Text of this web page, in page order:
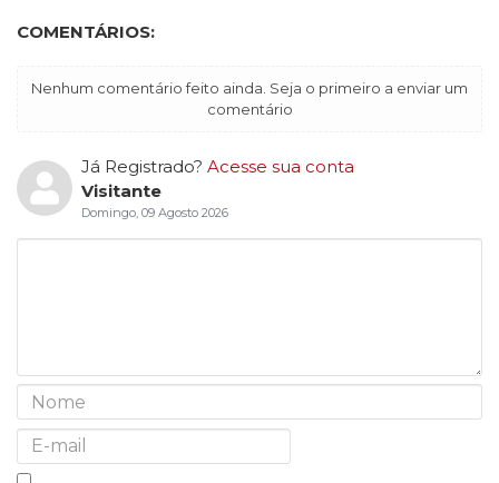
COMENTÁRIOS:
Nenhum comentário feito ainda. Seja o primeiro a enviar um
comentário
Já Registrado? Acesse sua conta
Visitante
Domingo, 09 Agosto 2026